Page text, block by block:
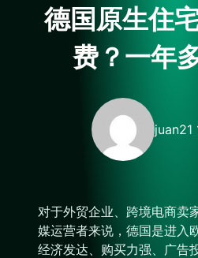
德国原生住
费？一年
juan21
对于外贸企业、跨境电商卖
媒运营者来说，德国是进入
经济发达、购买力强、广告